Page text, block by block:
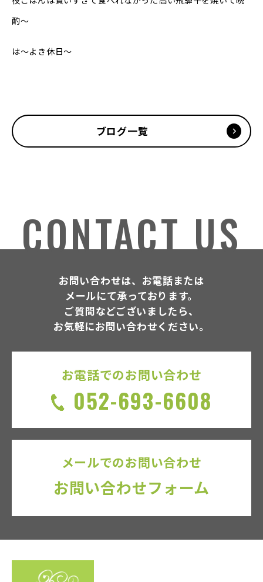
酌〜
は〜よき休日〜
ブログ一覧
CONTACT US
お問い合わせは、お電話または
メールにて承っております。
ご質問などございましたら、
お気軽にお問い合わせください。
お電話でのお問い合わせ
052-693-6608
メールでのお問い合わせ
お問い合わせフォーム